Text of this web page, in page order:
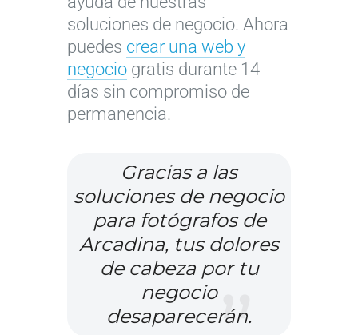
soluciones de negocio. Ahora
puedes crear una web y
negocio gratis durante 14
días sin compromiso de
permanencia.
Gracias a las
soluciones de negocio
para fotógrafos de
Arcadina, tus dolores
de cabeza por tu
negocio
desaparecerán.
g
r
a
f
o
s
a
r
e
n
d
e
a
t
u
a
g
e
a
e
r
e
p
o
r
a
s
d
e
c
u
n
i
ó
n
2
0
2
a
t
e
g
l
a
v
e
p
a